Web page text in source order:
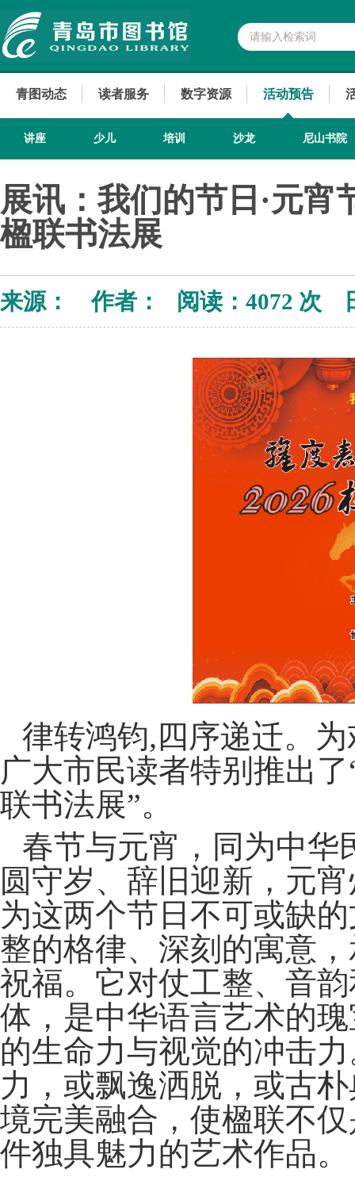
青图动态 读者服务 数字资源 活动预告
讲座 少儿 培训 沙龙 尼山书院
展讯：我们的节日·元宵
楹联书法展
来源： 作者： 阅读： 4072 次
律转鸿钧,四序递迁。
广大市民读者特别推出了
联书法展”。
春节与元宵，同为中华
圆守岁、辞旧迎新，元
为这两个节日不可或缺
整的格律、深刻的寓意
祝福。它对仗工整、音
体，是中华语言艺术的
的生命力与视觉的冲击
力，或飘逸洒脱，或古
境完美融合，使楹联不
件独具魅力的艺术作品。